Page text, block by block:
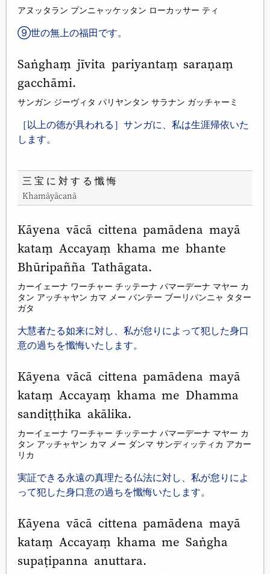
アヌッタラン プンニャッケッタン ローカッサー ティ
⑨世の無上の福田です。
Saṅghaṃ jīvita pariyantaṃ saraṇaṃ
gacchāmi.
サンガン ジーヴィタ パリヤンタン サラナン ガッチャーミ
［以上の徳が具われる］サンガに、私は生涯帰依いた
します。
三宝に対する懺悔
Khamāyācanā
Kāyena vācā cittena pamādena mayā
kataṃ Accayaṃ khama me bhante
Bhūripañña Tathāgata.
カーイェーナ ワーチャー チッテーナ パマーデーナ マヤー カ
タン アッチャヤン カマ メー バンテー ブーリパンニャ タター
ガタ
大慧者たる如来に対し、私が怠りによって犯した身口
意の過ちを懺悔いたします。
Kāyena vācā cittena pamādena mayā
kataṃ Accayaṃ khama me Dhamma
sandiṭṭhika akālika.
カーイェーナ ワーチャー チッテーナ パマーデーナ マヤー カ
タン アッチャヤン カマ メー ダンマ サンディッティカ アカー
リカ
実証できる永遠の真理たる仏法に対し、私が怠りによ
って犯した身口意の過ちを懺悔いたします。
Kāyena vācā cittena pamādena mayā
kataṃ Accayaṃ khama me Saṅgha
supaṭipanna anuttara.